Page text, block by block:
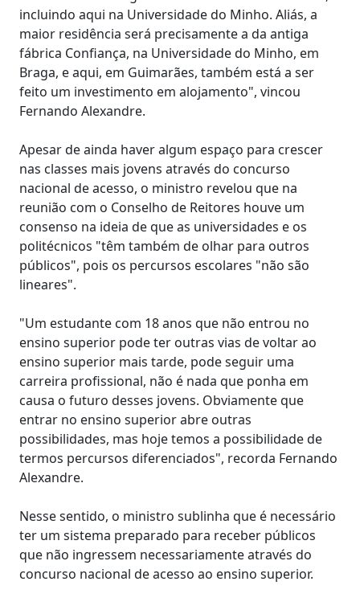
incluindo aqui na Universidade do Minho. Aliás, a
maior residência será precisamente a da antiga
fábrica Confiança, na Universidade do Minho, em
Braga, e aqui, em Guimarães, também está a ser
feito um investimento em alojamento", vincou
Fernando Alexandre.
Apesar de ainda haver algum espaço para crescer
nas classes mais jovens através do concurso
nacional de acesso, o ministro revelou que na
reunião com o Conselho de Reitores houve um
consenso na ideia de que as universidades e os
politécnicos "têm também de olhar para outros
públicos", pois os percursos escolares "não são
lineares".
"Um estudante com 18 anos que não entrou no
ensino superior pode ter outras vias de voltar ao
ensino superior mais tarde, pode seguir uma
carreira profissional, não é nada que ponha em
causa o futuro desses jovens. Obviamente que
entrar no ensino superior abre outras
possibilidades, mas hoje temos a possibilidade de
termos percursos diferenciados", recorda Fernando
Alexandre.
Nesse sentido, o ministro sublinha que é necessário
ter um sistema preparado para receber públicos
que não ingressem necessariamente através do
concurso nacional de acesso ao ensino superior.